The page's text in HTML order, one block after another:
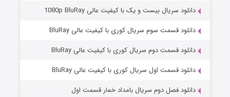
وستی ها
قسمت۱ (زیرنویس) منتشر شد
دانلود سریال بیست و یک با کیفیت عالی 1080p BluRay
دانلود قسمت سوم سریال کوری با کیفیت عالی BluRay
دانلود قسمت دوم سریال کوری با کیفیت عالی BluRay
دانلود قسمت اول سریال کوری با کیفیت عالی BluRay
دانلود فصل دوم سریال بامداد خمار قسمت اول